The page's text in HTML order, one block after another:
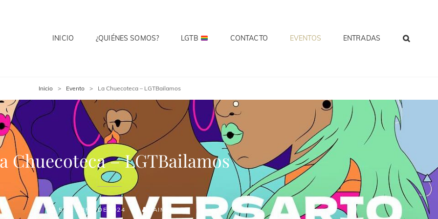
INICIO ¿QUIÉNES SOMOS? LGTB CONTACTO EVENTOS ENTRADAS
Inicio > Evento > La Chuecoteca – LGTBailamos
Chuecoteca – LGTBailamos
5 DE ABRIL DE 2024 JAIME